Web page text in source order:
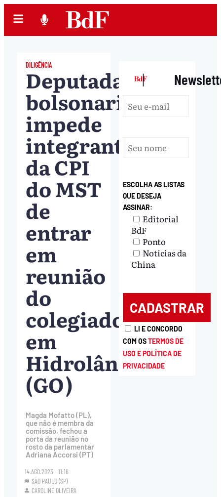
DILIGÊNCIA
Deputada
bolsonarista
impede
integrante
da CPI
do MST
de
entrar
em
reunião
do
colegiado
em
Hidrolândia
(GO)
Magda Mofatto (PL),
que não é membra da
comissão, fechou a
porta da reunião no
rosto da parlamentar
Adriana Accorsi (PT)
14.AGO.2023 - 11:16
SÃO PAULO (SP)
CAROLINE OLIVEIRA
|
ESCOLHA AS LISTAS
QUE DESEJA
ASSINAR:
Editorial
BdF
Ponto
Notícias da
China
LI E CONCORDO
COM OSTERMOS DE
USO E POLÍTICA DE
PRIVACIDADE